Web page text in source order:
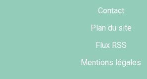
Contact
Plan du site
Flux RSS
Mentions légales